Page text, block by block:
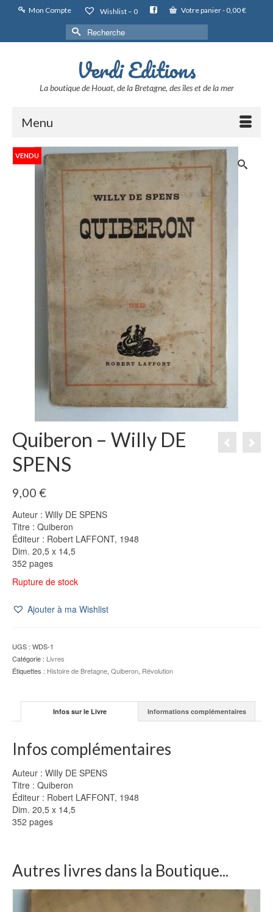
Mon Compte Wishlist – 0 Votre panier- 0,00€
Rechercher :
Verdi Editions
La boutique de Houat, de la Bretagne, des îles et de la mer
Menu
VENDU
Quiberon – Willy DE
SPENS
9,00 €
Auteur : Willy DE SPENS
Titre : Quiberon
Éditeur : Robert LAFFONT, 1948
Dim. 20,5 x 14,5
352 pages
Rupture de stock
Ajouter à ma Wishlist
UGS : WDS-1
Catégorie : Livres
Étiquettes : Histoire de Bretagne, Quiberon, Révolution
Infos sur le Livre Informations complémentaires
Infos complémentaires
Auteur : Willy DE SPENS
Titre : Quiberon
Éditeur : Robert LAFFONT, 1948
Dim. 20,5 x 14,5
352 pages
Autres livres dans la Boutique...